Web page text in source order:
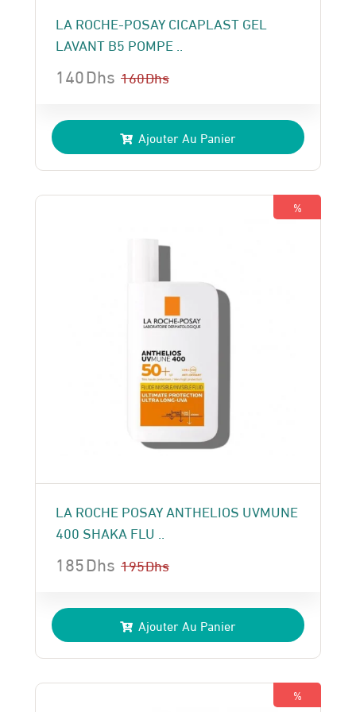
LA ROCHE-POSAY CICAPLAST GEL
LAVANT B5 POMPE ..
160Dhs
prix
initial
était :
160 Dhs.
140Dhs
prix
actuel
est :
140 Dhs.
Ajouter Au Panier
%
LA ROCHE POSAY ANTHELIOS UVMUNE
400 SHAKA FLU ..
195Dhs
prix
initial
était :
195 Dhs.
185Dhs
prix
actuel
est :
185 Dhs.
Ajouter Au Panier
%